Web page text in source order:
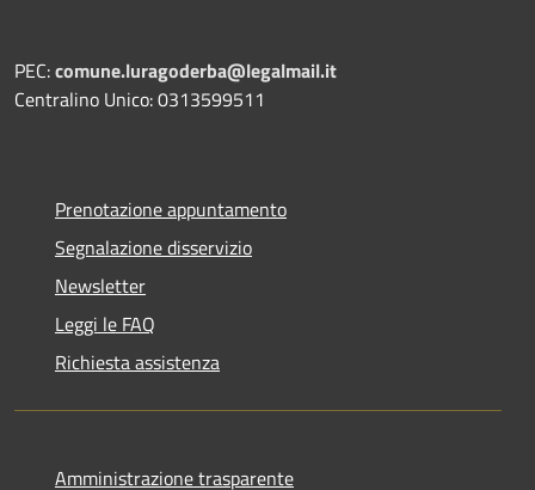
PEC:comune.luragoderba@legalmail.it
Centralino Unico: 0313599511
Prenotazione appuntamento
Segnalazione disservizio
Newsletter
Leggi le FAQ
Richiesta assistenza
Amministrazione trasparente